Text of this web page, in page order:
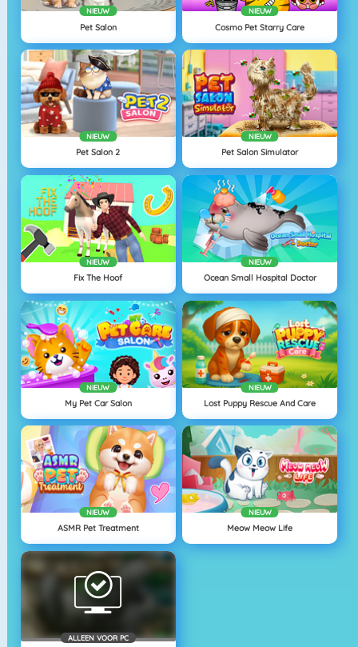
NIEUW
Pet Salon
NIEUW
Cosmo Pet Starry Care
NIEUW
Pet Salon 2
NIEUW
Pet Salon Simulator
NIEUW
Fix The Hoof
NIEUW
Ocean Small Hospital Doctor
NIEUW
My Pet Car Salon
NIEUW
Lost Puppy Rescue And Care
NIEUW
ASMR Pet Treatment
NIEUW
Meow Meow Life
ALLEEN VOOR PC